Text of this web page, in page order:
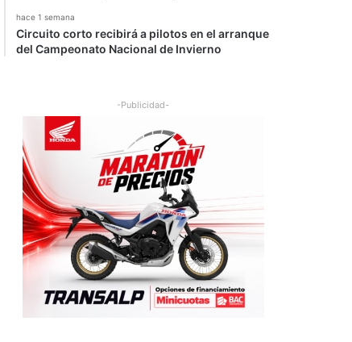
hace 1 semana
Circuito corto recibirá a pilotos en el arranque
del Campeonato Nacional de Invierno
-Publicidad-